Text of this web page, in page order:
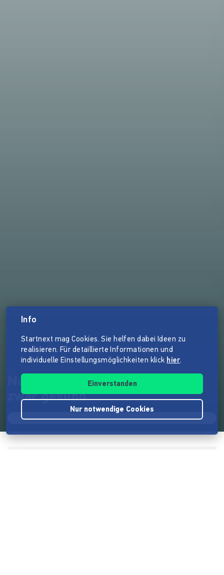
Nachhaltige Ernährung - und
zwar gesund
Info
Startnext mag Cookies. Sie helfen dabei Ideen zu
realisieren. Für detaillierte Informationen und
individuelle Einstellungsmöglichkeiten klick hier.
Einverstanden
Nur notwendige Cookies